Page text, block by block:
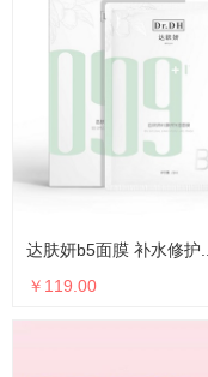
达肤妍b5面膜 补水修护...
￥119.00